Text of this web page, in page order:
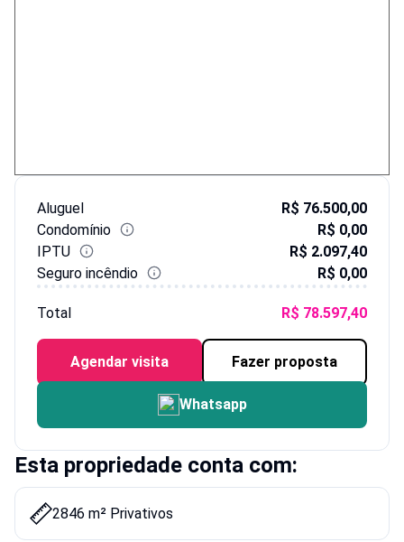
Esta propriedade conta com:
2846 m² Privativos
Aluguel
R$ 76.500,00
Condomínio
R$ 0,00
IPTU
R$ 2.097,40
Seguro incêndio
R$ 0,00
Total R$ 78.597,40
Agendar visita Fazer proposta
Whatsapp